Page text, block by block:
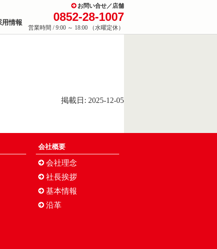
用情報
お問い合せ／店舗
0852-28-1007
営業時間 / 9:00 ～ 18:00 （水曜定休）
掲載日: 2025-12-05
会社概要
会社理念
社長挨拶
基本情報
沿革